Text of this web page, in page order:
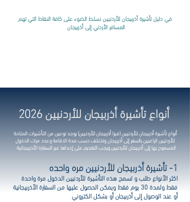
في دليل تأشيرة أذربيجان للأردنيين نسلط الضوء على كافة النقاط التي تهم
المسافر الأردني إلى أذربيجان
أنواع تأشيرة أذربيجان للأردنيين 2026
أنواع تأشيرة أذربيجان للأردنيين (فيزا أذربيجان للأردنيين) يوجد نوعين من التأشيرات المتاحة
للأردنيين الراغبين بالسفر إلى أذربيجان وتختلف حسب مدة الاقامة وعدد مرات الدخول
المسموح بها إلى أذربيجان للأردنيين ويجب التقديم على إحداها عبر السفارة الأذربيجانية
1- تأشيرة أذربيجان للأردنيين مره واحده
اكثر الأنواع طلب و تسمح هذه التأشيرة للأردنيين الدخول مرة واحدة
فقط ولمدة 30 يوم فقط ويمكن الحصول عليها من السفارة الأذربيجانية
أو عند الوصول إلى أذربيجان أو بشكل الكتروني